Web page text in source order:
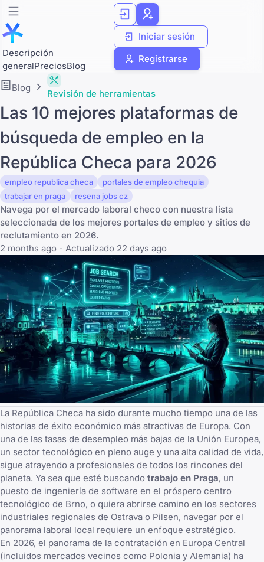
Descripción
generalPreciosBlog
Iniciar sesión
Registrarse
Blog
Revisión de herramientas
Las 10 mejores plataformas de
búsqueda de empleo en la
República Checa para 2026
empleo republica checa
portales de empleo chequia
trabajar en praga
resena jobs cz
Navega por el mercado laboral checo con nuestra lista
seleccionada de los mejores portales de empleo y sitios de
reclutamiento en 2026.
2 months ago - Actualizado 22 days ago
La República Checa ha sido durante mucho tiempo una de las
historias de éxito económico más atractivas de Europa. Con
una de las tasas de desempleo más bajas de la Unión Europea,
un sector tecnológico en pleno auge y una alta calidad de vida,
sigue atrayendo a profesionales de todos los rincones del
planeta. Ya sea que esté buscando trabajo en Praga, un
puesto de ingeniería de software en el próspero centro
tecnológico de Brno, o quiera abrirse camino en los sectores
industriales regionales de Ostrava o Pilsen, navegar por el
panorama laboral local requiere un enfoque estratégico.
En 2026, el panorama de la contratación en Europa Central
(incluidos mercados vecinos como Polonia y Alemania) ha